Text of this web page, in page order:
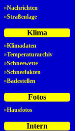
»Nachrichten
»Straßenlage
Klima
»Klimadaten
»Temperaturarchiv
»Schneewette
»Schneefakten
»Badestellen
Fotos
»Hausfotos
Intern